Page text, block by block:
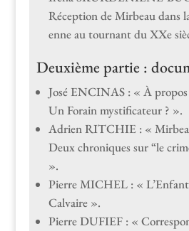
Récep­tion de Mir­beau
enne au tour­nant du XXe
Deuxième partie :
José ENCINAS : « À
Un Forain mystificateur ? ».
Adrien RITCHIE : «
Deux chroniques sur “le
».
Pierre MICHEL : «
Calvaire ».
Pierre DUFIEF : «